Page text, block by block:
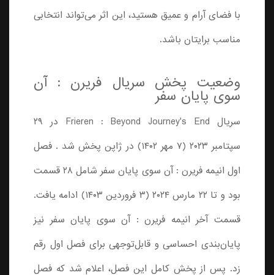
با فضای آرام و عمیق هستید، این اثر می‌تواند انتخابی
مناسب برایتان باشد.
وضعیت پخش سریال فریرن : آن
سوی پایان سفر
سریال Frieren : Beyond Journey's End در ۲۹
سپتامبر ۲۰۲۳ (۷ مهر ۱۴۰۲) در ژاپن پخش شد . فصل
اول انیمه فریرن : آن سوی پایان سفر شامل ۲۸ قسمت
بود و تا ۲۲ مارس ۲۰۲۴ (۳ فروردین ۱۴۰۳) ادامه یافت.
قسمت آخر انیمه فریرن : آن سوی پایان سفر نیز
پایان‌بندی احساسی و قابل‌توجهی برای فصل اول رقم
زد. پس از پخش کامل این فصل، اعلام شد که فصل